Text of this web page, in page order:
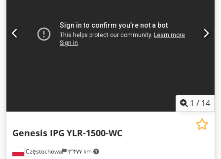
1 / 14
Częstochowa ۳٬۴۷۷ km
Genesis IPG YLR-1500-WC